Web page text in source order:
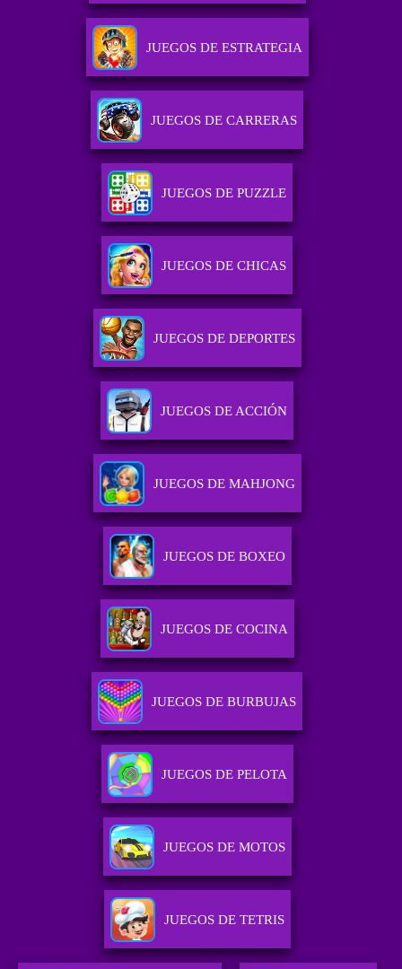
JUEGOS DE ESTRATEGIA
JUEGOS DE CARRERAS
JUEGOS DE PUZZLE
JUEGOS DE CHICAS
JUEGOS DE DEPORTES
JUEGOS DE ACCIÓN
JUEGOS DE MAHJONG
JUEGOS DE BOXEO
JUEGOS DE COCINA
JUEGOS DE BURBUJAS
JUEGOS DE PELOTA
JUEGOS DE MOTOS
JUEGOS DE TETRIS